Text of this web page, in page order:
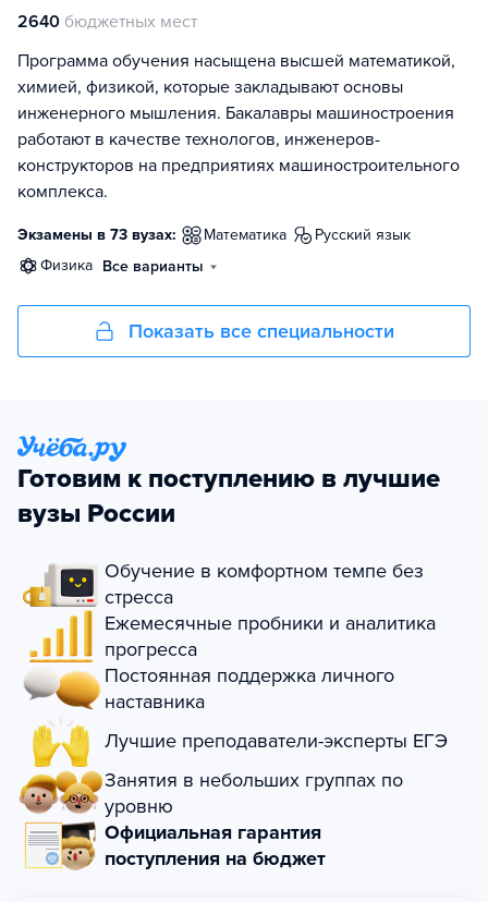
2640 бюджетных мест
Программа обучения насыщена высшей математикой,
химией, физикой, которые закладывают основы
инженерного мышления. Бакалавры машиностроения
работают в качестве технологов, инженеров-
конструкторов на предприятиях машиностроительного
комплекса.
Экзамены в 73 вузах: математика
русский язык
физика Все варианты
Показать все специальности
Готовим к поступлению в лучшие
вузы России
Обучение в комфортном темпе без
стресса
Ежемесячные пробники и аналитика
прогресса
Постоянная поддержка личного
наставника
Лучшие преподаватели-эксперты ЕГЭ
Занятия в небольших группах по
уровню
Официальная гарантия
поступления на бюджет